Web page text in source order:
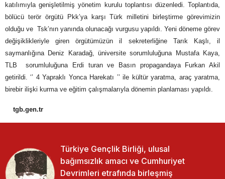
katılımıyla genişletilmiş yönetim kurulu toplantısı düzenledi. Toplantıda,
bölücü terör örgütü Pkk’ya karşı Türk milletini birleştirme görevimizin
olduğu ve Tsk’nın yanında olunacağı vurgusu yapıldı. Yeni döneme görev
değişiklikleriyle giren örgütümüzün il sekreterliğine Tarık Kaşlı, il
saymanlığına Deniz Karadağ, üniversite sorumluluğuna Mustafa Kaya,
TLB sorumluluğuna Erdi turan ve Basın propagandaya Furkan Akil
getirildi. ‘’ 4 Yapraklı Yonca Harekatı ’’ ile kültür yaratma, araç yaratma,
birebir ilişki kurma ve eğitim çalışmalarıyla dönemin planlaması yapıldı.
tgb.gen.tr
Türkiye Gençlik Birliği, ulusal
bağımsızlık amacı ve Cumhuriyet
Devrimleri etrafında birleşmiş